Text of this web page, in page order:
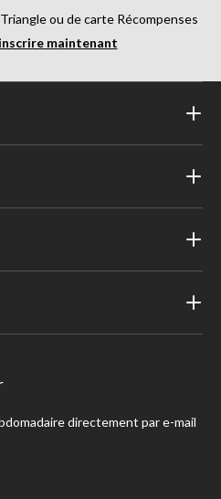
ou de carte Récompenses
maintenant
directement par e-mail